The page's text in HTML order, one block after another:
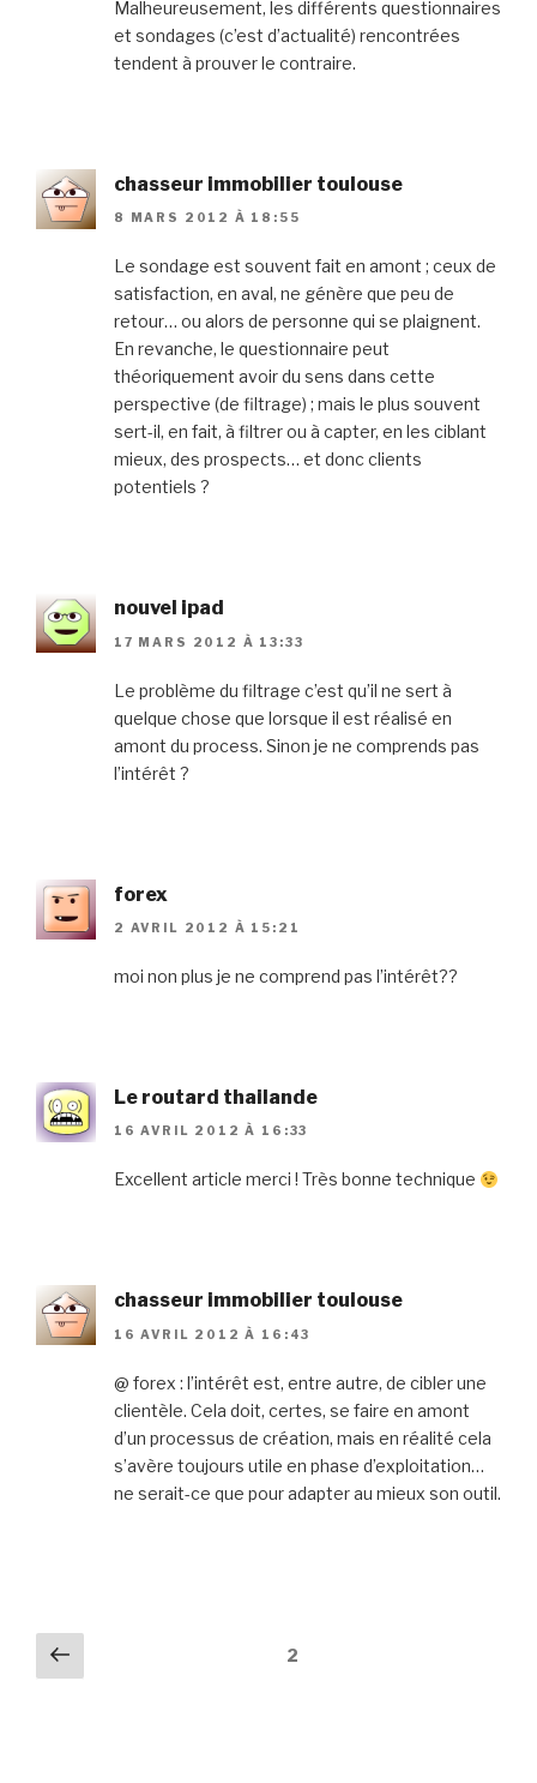
Malheureusement, les différents questionnaires
et sondages (c’est d’actualité) rencontrées
tendent à prouver le contraire.
chasseur immobilier toulouse
8 MARS 2012 À 18:55
Le sondage est souvent fait en amont ; ceux de
satisfaction, en aval, ne génère que peu de
retour… ou alors de personne qui se plaignent.
En revanche, le questionnaire peut
théoriquement avoir du sens dans cette
perspective (de filtrage) ; mais le plus souvent
sert-il, en fait, à filtrer ou à capter, en les ciblant
mieux, des prospects… et donc clients
potentiels ?
nouvel ipad
17 MARS 2012 À 13:33
Le problème du filtrage c’est qu’il ne sert à
quelque chose que lorsque il est réalisé en
amont du process. Sinon je ne comprends pas
l’intérêt ?
forex
2 AVRIL 2012 À 15:21
moi non plus je ne comprend pas l’intérêt??
Le routard thailande
16 AVRIL 2012 À 16:33
Excellent article merci ! Très bonne technique
chasseur immobilier toulouse
16 AVRIL 2012 À 16:43
@ forex : l’intérêt est, entre autre, de cibler une
clientèle. Cela doit, certes, se faire en amont
d’un processus de création, mais en réalité cela
s’avère toujours utile en phase d’exploitation…
ne serait-ce que pour adapter au mieux son outil.
Pagination
des
Précédent 2